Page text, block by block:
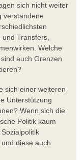
sich nicht weiter
verstandene
Transfers,
Welche
auch Grenzen
sich einer weiteren
Unterstützung
Wenn sich die
Politik kaum
diese auch